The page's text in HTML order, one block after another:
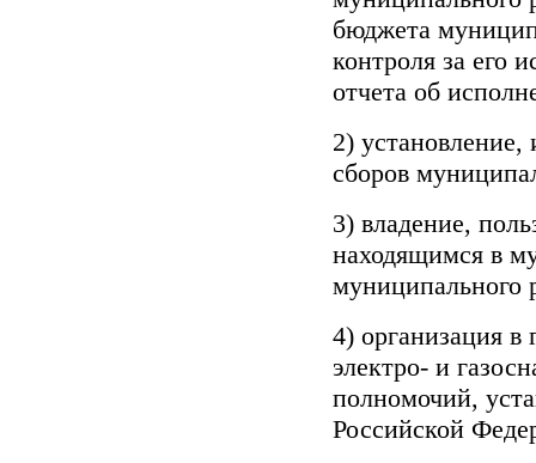
бюджета
контроля за его
отчета об
2)
сборов
3) владение,
находящимся в
муниципального
4) организация в
электро- и
полномочий,
Российской